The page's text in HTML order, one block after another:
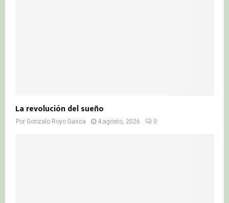
La revolución del sueño
Por Gonzalo Royo Gasca 4 agosto, 2026 0